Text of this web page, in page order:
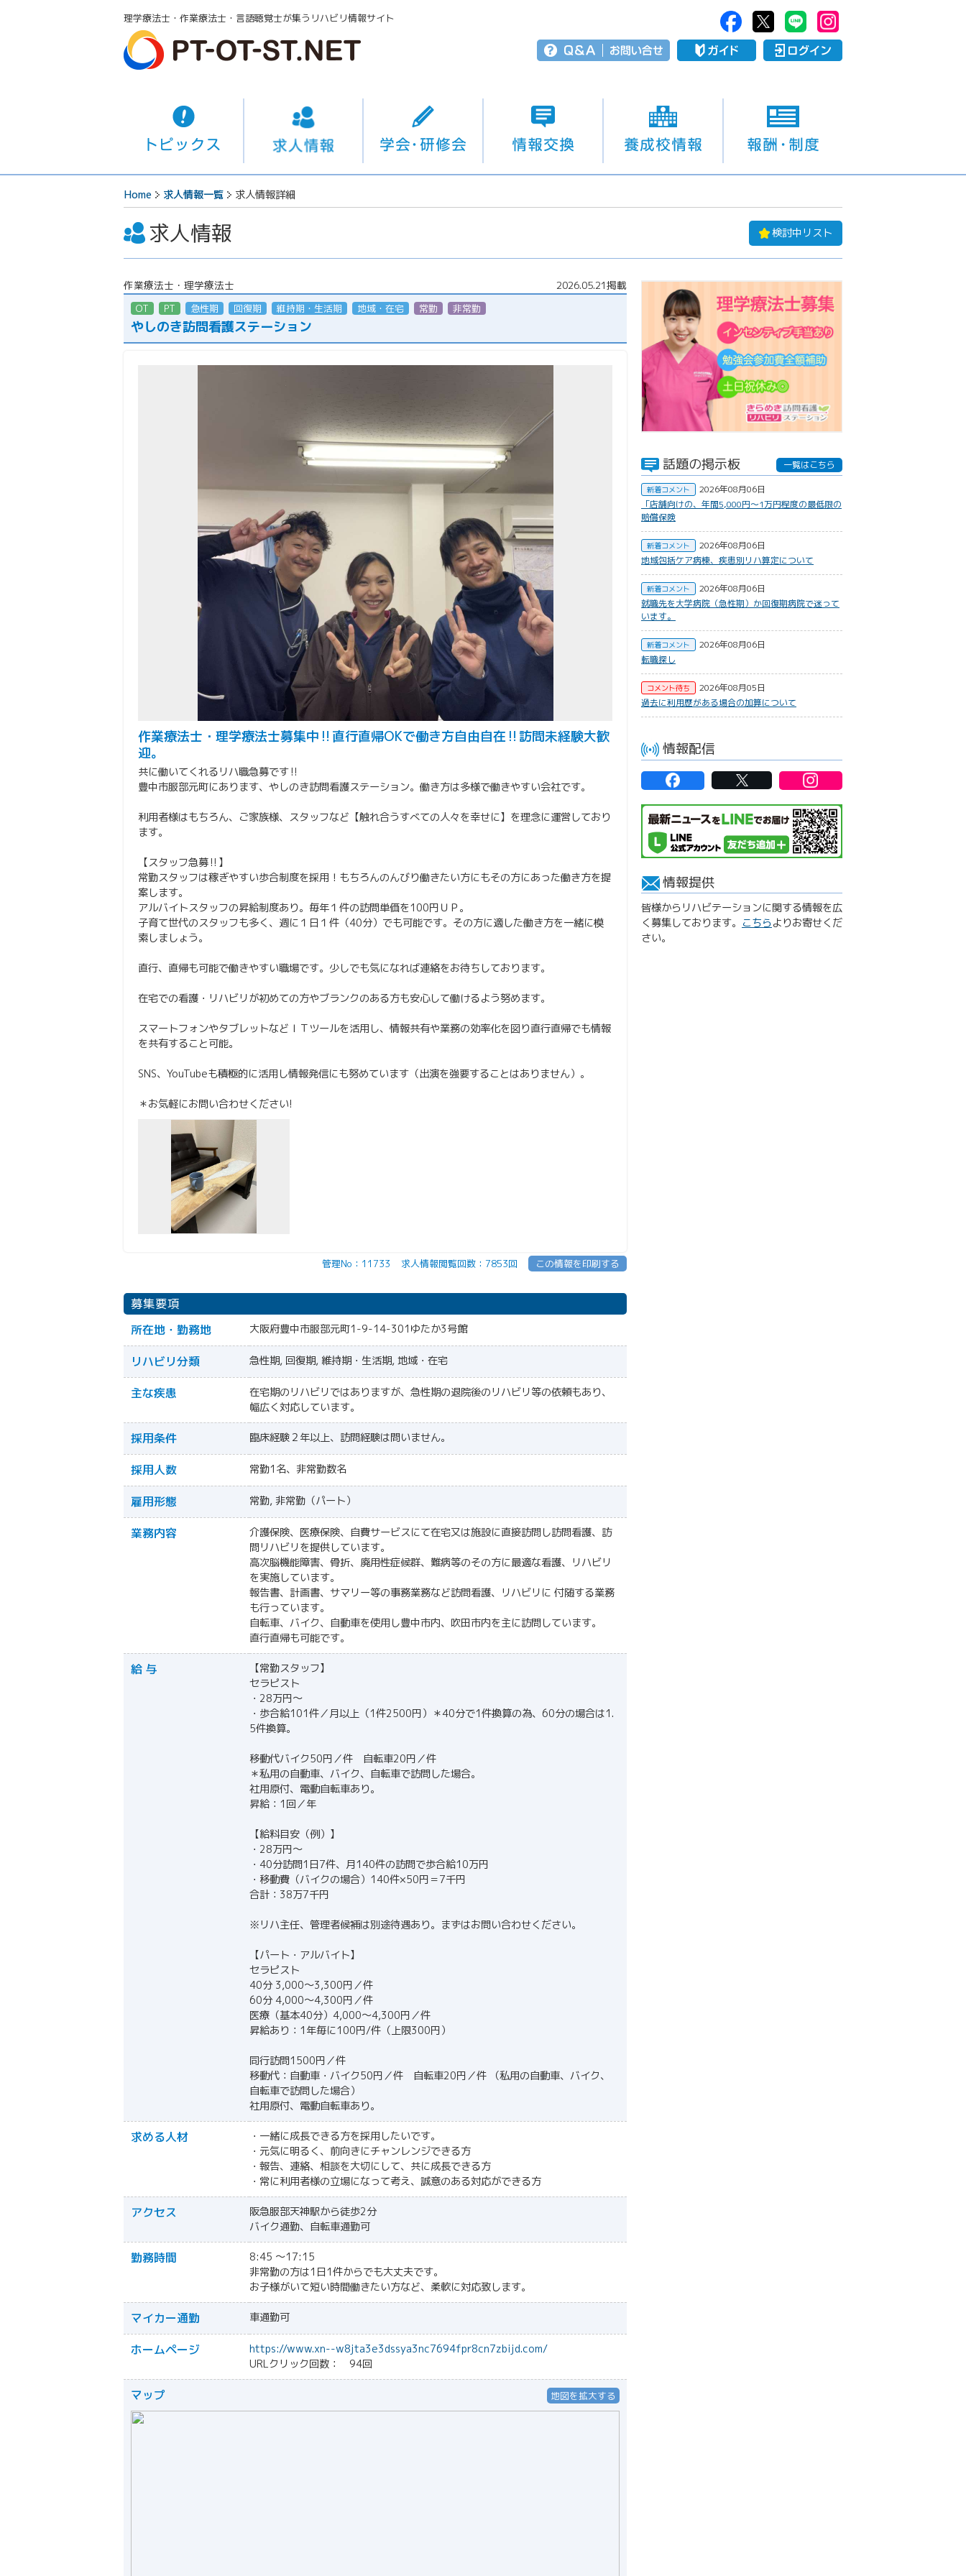
理学療法士・作業療法士・言語聴覚士が集うリハビリ情報サイト
Home 求人情報一覧 求人情報詳細
求人情報 検討中リスト
2026.05.21掲載
作業療法士・理学療法士
OT PT 急性期 回復期 維持期・生活期 地域・在宅 常勤 非常勤（パート）
やしのき訪問看護ステーション
作業療法士・理学療法士募集中‼️直行直帰OKで働き方自由自在‼️訪問未経験大歓
迎。
共に働いてくれるリハ職急募です‼️
豊中市服部元町にあります、やしのき訪問看護ステーション。働き方は多様で働きやすい会社です。
利用者様はもちろん、ご家族様、スタッフなど【触れ合うすべての人々を幸せに】を理念に運営しており
ます。
【スタッフ急募‼️】
常勤スタッフは稼ぎやすい歩合制度を採用！もちろんのんびり働きたい方にもその方にあった働き方を提
案します。
アルバイトスタッフの昇給制度あり。毎年１件の訪問単価を100円ＵＰ。
子育て世代のスタッフも多く、週に１日１件（40分）でも可能です。その方に適した働き方を一緒に模
索しましょう。
直行、直帰も可能で働きやすい職場です。少しでも気になれば連絡をお待ちしております。
在宅での看護・リハビリが初めての方やブランクのある方も安心して働けるよう努めます。
スマートフォンやタブレットなどＩＴツールを活用し、情報共有や業務の効率化を図り直行直帰でも情報
を共有すること可能。
SNS、YouTubeも積極的に活用し情報発信にも努めています（出演を強要することはありません）。
＊お気軽にお問い合わせください!
管理No：11733 求人情報閲覧回数：7853回 この情報を印刷する
募集要項
所在地・勤務地 大阪府豊中市服部元町1-9-14-301ゆたか3号館
リハビリ分類 急性期, 回復期, 維持期・生活期, 地域・在宅
主な疾患
在宅期のリハビリではありますが、急性期の退院後のリハビリ等の依頼もあり、
幅広く対応しています。
採用条件 臨床経験２年以上、訪問経験は問いません。
採用人数 常勤1名、非常勤数名
雇用形態 常勤, 非常勤（パート）
業務内容
介護保険、医療保険、自費サービスにて在宅又は施設に直接訪問し訪問看護、訪
問リハビリを提供しています。
高次脳機能障害、骨折、廃用性症候群、難病等のその方に最適な看護、リハビリ
を実施しています。
報告書、計画書、サマリー等の事務業務など訪問看護、リハビリに 付随する業務
も行っています。
自転車、バイク、自動車を使用し豊中市内、吹田市内を主に訪問しています。
直行直帰も可能です。
給 与
【常勤スタッフ】
セラピスト
・28万円〜
・歩合給101件／月以上（1件2500円）＊40分で1件換算の為、60分の場合は1.
5件換算。
移動代バイク50円／件 自転車20円／件
＊私用の自動車、バイク、自転車で訪問した場合。
社用原付、電動自転車あり。
昇給：1回／年
【給料目安（例）】
・28万円〜
・40分訪問1日7件、月140件の訪問で歩合給10万円
・移動費（バイクの場合）140件×50円＝7千円
合計：38万7千円
※リハ主任、管理者候補は別途待遇あり。まずはお問い合わせください。
【パート・アルバイト】
セラピスト
40分 3,000〜3,300円／件
60分 4,000〜4,300円／件
医療（基本40分）4,000〜4,300円／件
昇給あり：1年毎に100円/件（上限300円）
同行訪問1500円／件
移動代：自動車・バイク50円／件 自転車20円／件 （私用の自動車、バイク、
自転車で訪問した場合）
社用原付、電動自転車あり。
求める人材
・一緒に成長できる方を採用したいです。
・元気に明るく、前向きにチャンレンジできる方
・報告、連絡、相談を大切にして、共に成長できる方
・常に利用者様の立場になって考え、誠意のある対応ができる方
アクセス
阪急服部天神駅から徒歩2分
バイク通勤、自転車通勤可
勤務時間
8:45 〜17:15
非常勤の方は1日1件からでも大丈夫です。
お子様がいて短い時間働きたい方など、柔軟に対応致します。
マイカー通勤 車通勤可
ホームページ
https://www.xn--w8jta3e3dssya3nc7694fpr8cn7zbijd.com/
URLクリック回数： 94回
マップ 地図を拡大する
話題の掲示板 一覧はこちら
新着コメント
2026年08月06日
​「店舗向けの、年間5,000円〜1万円程度の最低限の
賠償保険
新着コメント
2026年08月06日
地域包括ケア病棟、疾患別リハ算定について
新着コメント
2026年08月06日
就職先を大学病院（急性期）か回復期病院で迷って
います。
新着コメント
2026年08月06日
転職探し
コメント待ち
2026年08月05日
過去に利用歴がある場合の加算について
情報配信
情報提供
皆様からリハビテーションに関する情報を広
く募集しております。 こちらよりお寄せくだ
さい。